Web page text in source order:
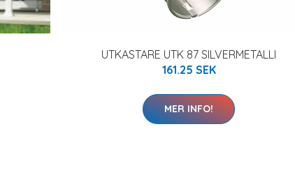
UTKASTARE UTK 87 SILVERMETALLI
161.25 SEK
MER INFO!